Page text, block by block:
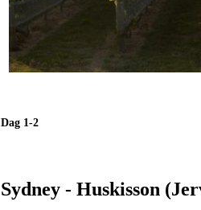
Dag 1-2
Sydney - Huskisson